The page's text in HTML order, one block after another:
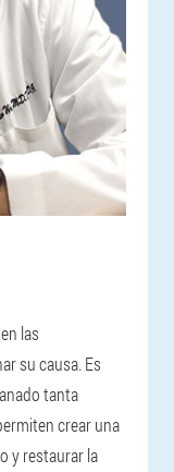
las
su causa. Es
tanta
crear una
y restaurar la